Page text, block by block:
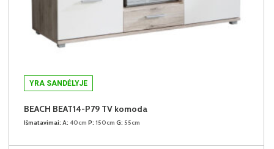
YRA SANDĖLYJE
BEACH BEAT14-P79 TV komoda
Išmatavimai: A: 40cm P: 150cm G: 55cm